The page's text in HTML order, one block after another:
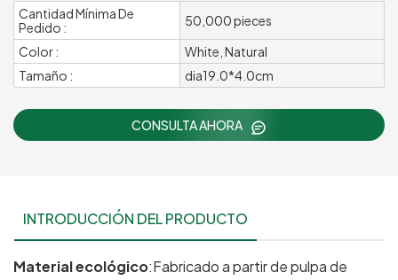
Cantidad Mínima De
Pedido :
50,000 pieces
Color :
White, Natural
Tamaño :
dia19.0*4.0cm
CONSULTA AHORA
INTRODUCCIÓN DEL PRODUCTO
Material ecológico:Fabricado a partir de pulpa de